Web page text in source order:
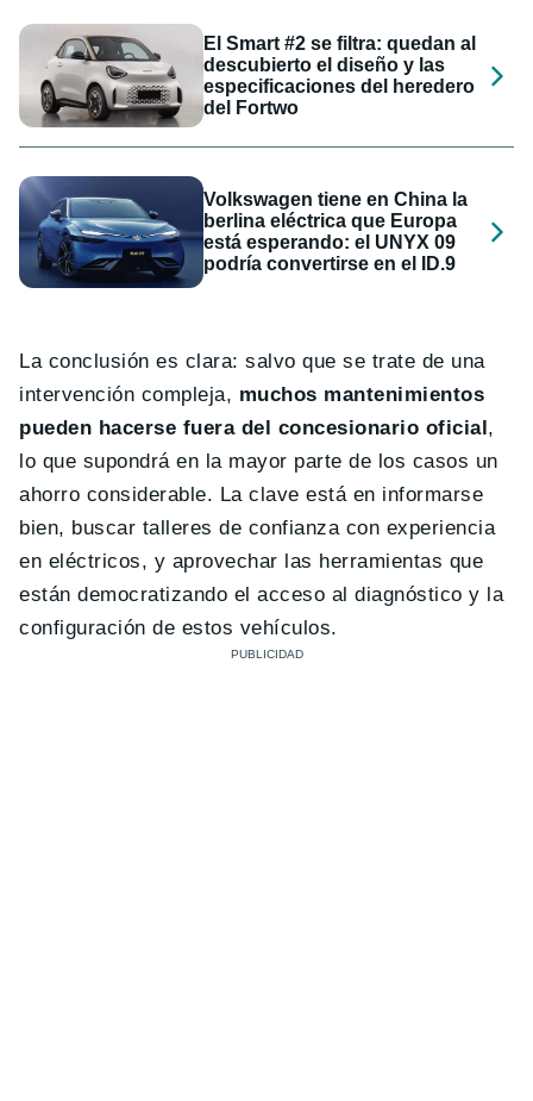
El Smart #2 se filtra: quedan al
descubierto el diseño y las
especificaciones del heredero
del Fortwo
Volkswagen tiene en China la
berlina eléctrica que Europa
está esperando: el UNYX 09
podría convertirse en el ID.9
La conclusión es clara: salvo que se trate de una
intervención compleja, muchos mantenimientos
pueden hacerse fuera del concesionario oficial,
lo que supondrá en la mayor parte de los casos un
ahorro considerable. La clave está en informarse
bien, buscar talleres de confianza con experiencia
en eléctricos, y aprovechar las herramientas que
están democratizando el acceso al diagnóstico y la
configuración de estos vehículos.